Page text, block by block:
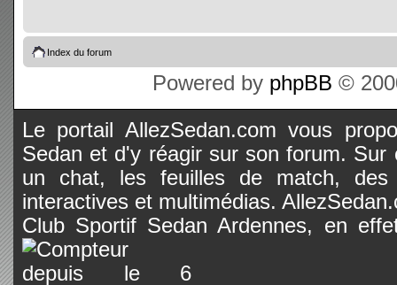
Index du forum
Powered by phpBB ©
Le portail AllezSedan.com vous
Sedan et d'y réagir sur son forum.
un chat, les feuilles de match, des
interactives et multimédias.
Club Sportif Sedan Ardennes, en